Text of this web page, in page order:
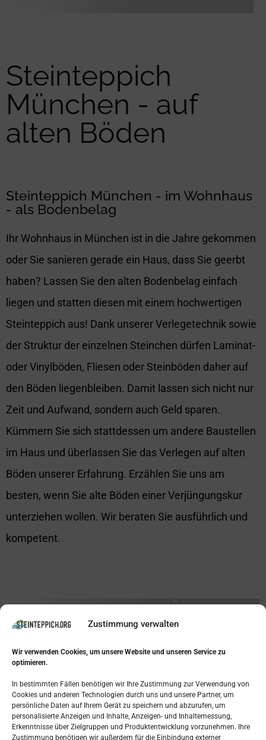
Zustimmung verwalten
Wir verwenden Cookies, um unsere Website und unseren Service zu
optimieren.
In bestimmten Fällen benötigen wir Ihre Zustimmung zur Verwendung von
Cookies und anderen Technologien durch uns und unsere Partner, um
persönliche Daten auf Ihrem Gerät zu speichern und abzurufen, um
personalisierte Anzeigen und Inhalte, Anzeigen- und Inhaltemessung,
Erkenntnisse über Zielgruppen und Produktentwicklung vorzunehmen. Ihre
Zustimmung benötigen wir außerdem für die Einbindung externer
Steinteppich
München - auf
alten Böden
Steinteppich München - im Wohnhaus
- als Bodenbelag
Ihr Wohnhaus in München ist in die Jahre gekommen
oder Sie sanieren gerade ein Haus, dass Sie geerbt
haben? Lassen Sie den alten Bodenbelag einfach
liegen und statten diesen mit einem hochwertigen
Steinteppich aus! Dank unserer Verlegetechnik sowie
der Struktur der einzelnen Steinchen dürfen Laminat-
oder Vinylböden, Fliesen oder Steinböden daher auf
den Böden liegenbleiben. Damit lassen sich nicht nur
Zeit und Aufwand, sondern auch Geld sparen.
Kümmern Sie sich stattdessen um andere Baustellen
im Haus und überlassen Sie das Verlegen auf alten
Böden unserer Erfahrung. Erzählen Sie uns am
besten, wenn Sie alte Böden einer Verjüngungskur
unterziehen wollen. Wir beraten Sie ausführlich und
kompetent.
Wir bieten Ihnen
Fertigstellung des neuen Fußbodens
Verlegearbeiten